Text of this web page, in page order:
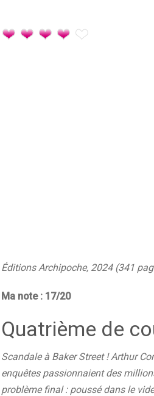
Éditions Archipoche, 2024 (341
Ma note: 17/20
Quatrième de
Scandale à Baker Street ! Arthur
enquêtes passionnaient des
problème final : poussé dans le